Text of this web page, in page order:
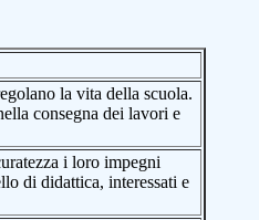
la vita della scuola.
consegna dei lavori e
i loro impegni
di didattica, interessati e